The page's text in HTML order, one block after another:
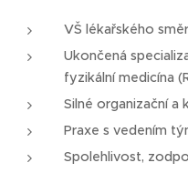
VŠ lékařského
Ukončená
fyzikální medicína
Silné organizační a
Praxe s vedením
Spolehlivost,